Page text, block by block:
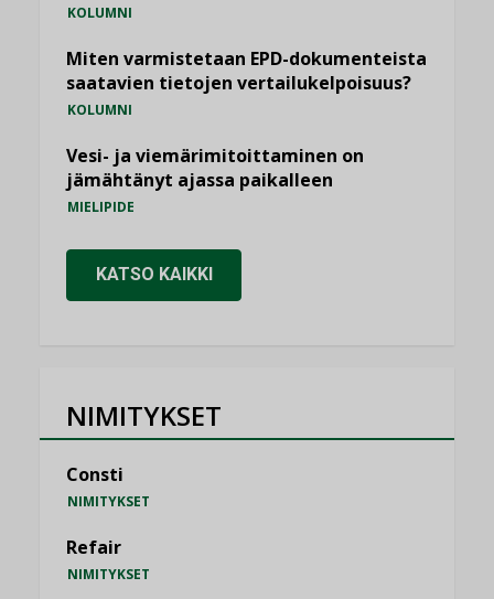
KOLUMNI
Miten varmistetaan EPD-dokumenteista
saatavien tietojen vertailukelpoisuus?
KOLUMNI
Vesi- ja viemärimitoittaminen on
jämähtänyt ajassa paikalleen
MIELIPIDE
KATSO KAIKKI
NIMITYKSET
Consti
NIMITYKSET
Refair
NIMITYKSET